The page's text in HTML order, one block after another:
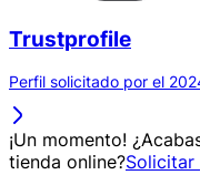
Trustprofile
Perfil solicitado por el
¡Un momento!
tienda online?